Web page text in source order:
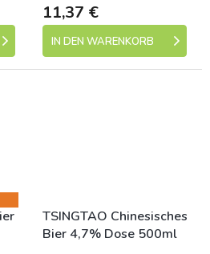
11,37 €
IN DEN WARENKORB
TSINGTAO Chinesisches
Bier 4,7% Dose 500ml